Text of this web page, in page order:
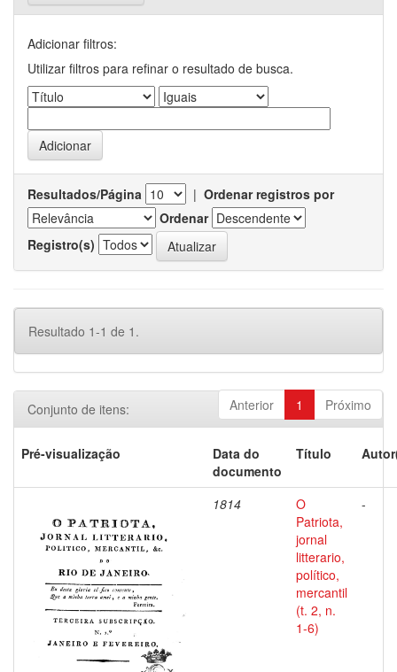
Adicionar filtros:
Utilizar filtros para refinar o resultado de busca.
Resultados/Página | Ordenar registros por
Ordenar
Registro(s)
Resultado 1-1 de 1.
Anterior 1 Próximo
Conjunto de itens:
Pré-visualização
Data do
documento
Título
1814
O
Patriota,
jornal
litterario,
político,
mercantil
(t. 2, n.
1-6)
-